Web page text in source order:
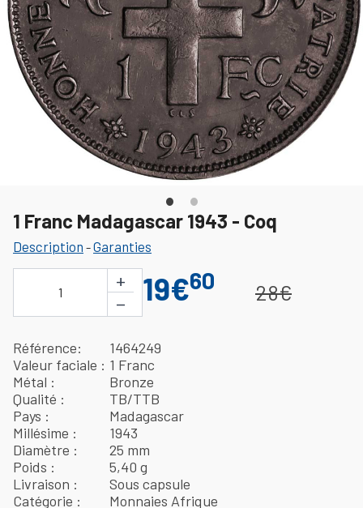
1 Franc Madagascar 1943 - Coq
Description -Garanties
1
+
−
19€60 28€
Référence
1464249
Valeur faciale
1 Franc
Métal
Bronze
Qualité
TB/TTB
Pays
Madagascar
Millésime
1943
Diamètre
25 mm
Poids
5,40 g
Livraison
Sous capsule
Catégorie
Monnaies Afrique